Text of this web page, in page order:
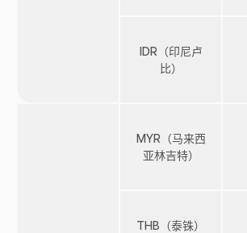
IDR（印尼卢
比）
MYR（马来西
亚林吉特）
THB（泰铢）